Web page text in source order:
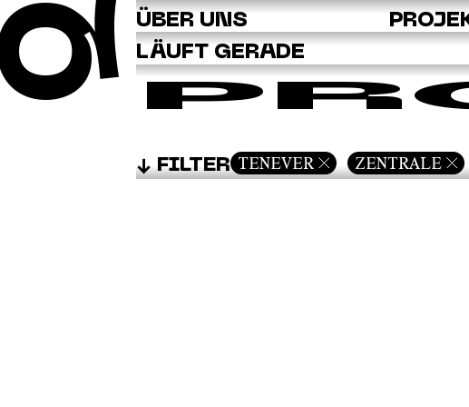
ÜBER UNS
LÄUFT GERADE
FILTER TENEVER ZENTRALE